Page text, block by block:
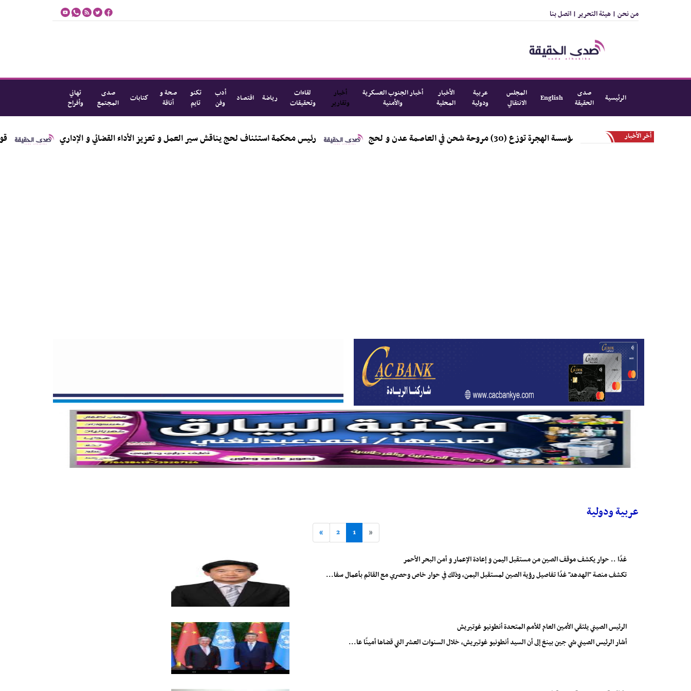
من نحن | هيئة التحرير | اتصل بنا
الرئيسية
صدى
الحقيقة
English
المجلس
الانتقالي
عربية
ودولية
الأخبار
المحلية
أخبار الجنوب العسكرية
والأمنية
أخبار
وتقارير
لقاءات
وتحقيقات
رياضة اقتصاد
أدب
وفن
تكنو
تايم
صحة و
أناقة
كتابات
صدى
المجتمع
تهاني
وأفراح
أخر الأخبار مؤسسة الهجرة توزع (30) مروحة شحن في العاصمة عدن و لحج رئيس محكمة استئناف لحج يناقش سير العمل و تعزيز الأداء القضائي و الإداري قوات
عربية ودولية
«
1
2
»
غدًا .. حوار يكشف موقف الصين من مستقبل اليمن و إعادة الإعمار و أمن البحر الأحمر
تكشف منصة "الهدهد" غدًا تفاصيل رؤية الصين لمستقبل اليمن، وذلك في حوار خاص وحصري مع القائم بأعمال سفا...
الرئيس الصيني يلتقي الأمين العام للأمم المتحدة أنطونيو غوتيريش
أشار الرئيس الصيني شي جين بينغ إلى أن السيد أنطونيو غوتيريش، خلال السنوات العشر التي قضاها أمينًا عا...